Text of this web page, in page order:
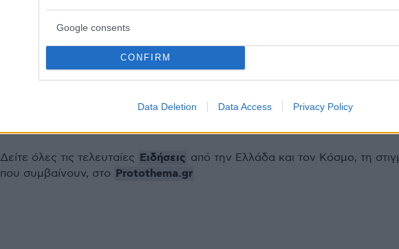
Google consents
CONFIRM
Data Deletion Data Access Privacy Policy
Πηγή: New York Post
protothema.gr στο Google Newsκαι μάθετε πρώτοι όλες
Δείτε όλες τις τελευταίες Ειδήσεις από την Ελλάδα και τον Κόσμο, τη
που συμβαίνουν, στο Protothema.gr